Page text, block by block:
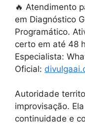
🔥 Atendimento
em Diagnóstico
Programático.
certo em até 48
Especialista:
Oficial:
Autoridade
improvisação.
continuidade e